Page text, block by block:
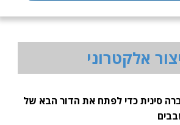
אלקטרוני
סינית כדי לפתח את הדור הבא של